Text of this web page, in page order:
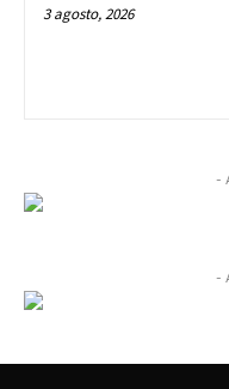
3 agosto, 2026
-
-